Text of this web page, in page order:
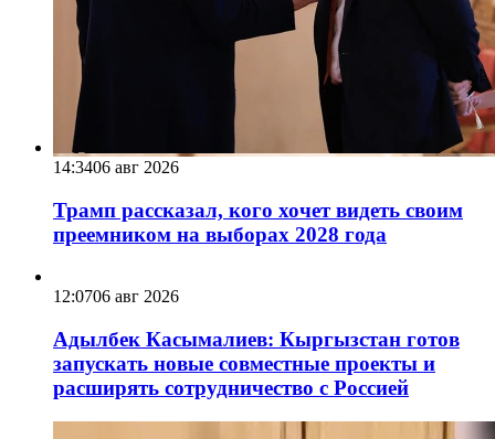
14:3406 авг 2026
Трамп рассказал, кого хочет видеть своим
преемником на выборах 2028 года
12:0706 авг 2026
Адылбек Касымалиев: Кыргызстан готов
запускать новые совместные проекты и
расширять сотрудничество с Россией